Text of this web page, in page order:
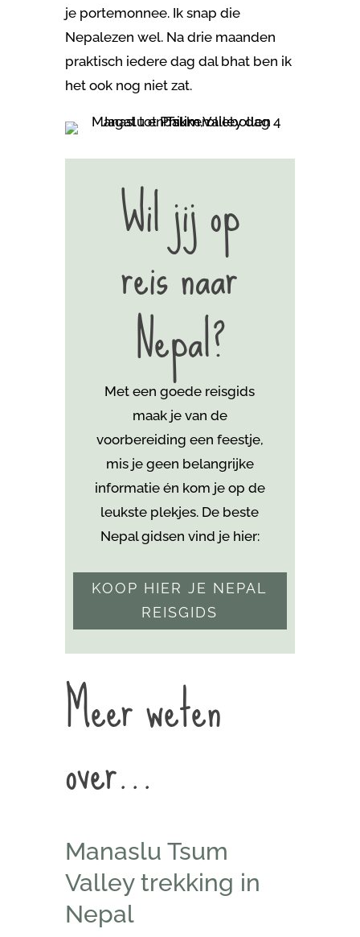
je portemonnee. Ik snap die
Nepalezen wel. Na drie maanden
praktisch iedere dag dal bhat ben ik
het ook nog niet zat.
Wil jij op
reis naar
Nepal?
Met een goede reisgids
maak je van de
voorbereiding een feestje,
mis je geen belangrijke
informatie én kom je op de
leukste plekjes. De beste
Nepal gidsen vind je hier:
KOOP HIER JE NEPAL
REISGIDS
Meer weten
over…
Manaslu Tsum
Valley trekking in
Nepal